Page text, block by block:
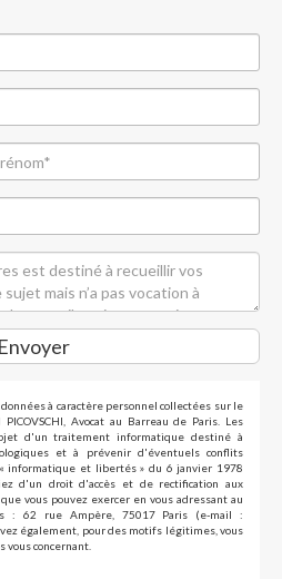
Envoyer
à caractère personnel collectées sur le
Avocat au Barreau de Paris. Les
d'un traitement informatique destiné à
et à prévenir d'éventuels conflits
informatique et libertés » du 6 janvier 1978
d'un droit d'accès et de rectification aux
vous pouvez exercer en vous adressant au
: 62 rue Ampère, 75017 Paris (e-mail :
également, pour des motifs légitimes, vous
concernant.